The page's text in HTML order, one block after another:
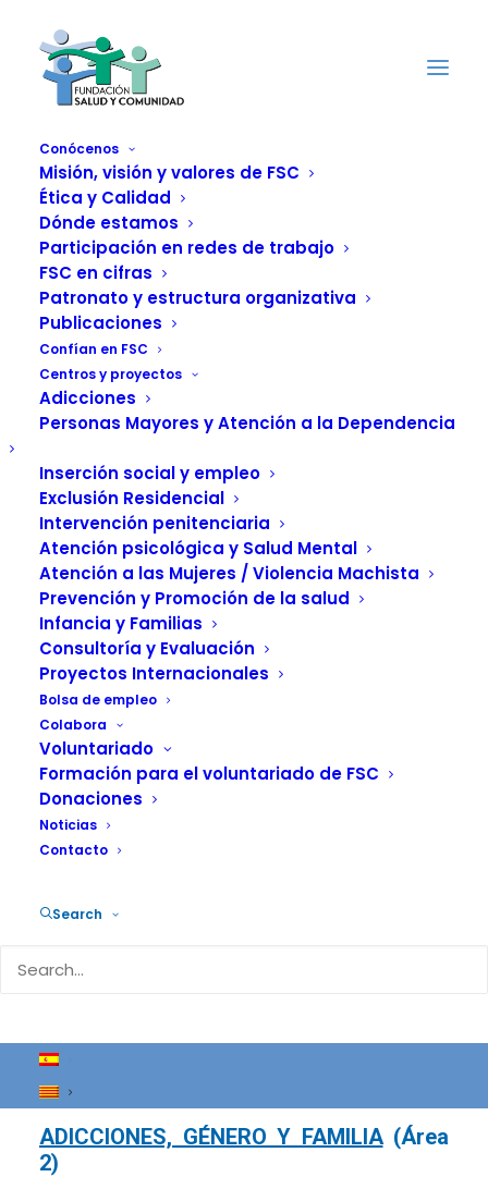
Conócenos
Misión, visión y valores de FSC
Ética y Calidad
Dónde estamos
Participación en redes de trabajo
FSC en cifras
Patronato y estructura organizativa
Publicaciones
Confían en FSC
Centros y proyectos
Adicciones
Personas Mayores y Atención a la Dependencia
Inserción social y empleo
Exclusión Residencial
Intervención penitenciaria
Atención psicológica y Salud Mental
Atención a las Mujeres / Violencia Machista
Prevención y Promoción de la salud
Infancia y Familias
Consultoría y Evaluación
Proyectos Internacionales
Bolsa de empleo
Colabora
Voluntariado
Formación para el voluntariado de FSC
Donaciones
Noticias
Contacto
Search
4. Organización y
código ético de FSC
ÁREAS DE ACCIÓN DE FSC
LaFundación Salud y Comunidad (FSC)
distribuye internamente su intervención
en tres áreas de acción, según ámbitos
de intervención:
INCLUSIÓN SOCIAL
Incluye aquellos servicios y proyectos relacionados con
la intervención en el ámbito
laboral,salud mental
de dañosen drogodependencias.
ADICCIONES, GÉNERO Y FAMILIA(Área
2)